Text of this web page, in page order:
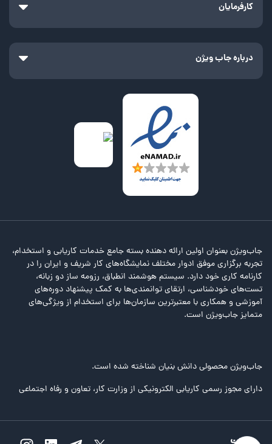
کارفرمایان
درباره جاب ویژن
جاب‌ویژن بعنوان اولین ارائه دهنده بسته جامع خدمات کاریابی و استخدام،
تجربه برگزاری موفق ادوار مختلف نمایشگاه‌های کار شریف و ایران را در
کارنامه کاری خود دارد. سیستم هوشمند انطباق، رزومه ساز دو زبانه،
تست‌های خودشناسی، ارتقای توانمندی‌ها به کمک پیشنهاد دوره‌های
آموزشی و همکاری با معتبرترین سازمان‌ها برای استخدام از ویژگی‌های
متمایز جاب‌ویژن است.
جاب‌ویژن محصولی دانش بنیان شناخته شده است.
دارای مجوز رسمی کاریابی الکترونیکی از وزارت کار، تعاون و رفاه اجتماعی